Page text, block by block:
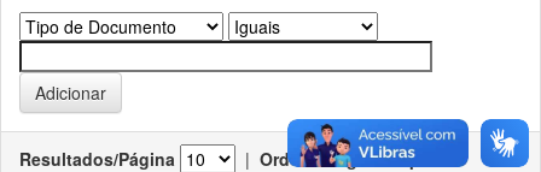
Resultados/Página | Ordenar registros por